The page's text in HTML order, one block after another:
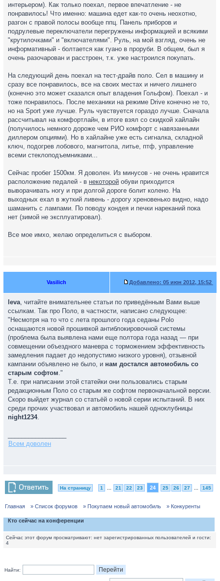
интерьером). Как только поехал, первое впечатление - не
понравилось! Что именно: машина едет как-то очень неохотно,
разгон с правой полосы вообще ппц. Панель приборов и
подрулевые переключатели перегружены информацией и всякими
"крутилочками" и "включателями". Руль, на мой взгляд, очень не
информативный - болтается как гуано в проруби. В общем, был я
очень разочарован и расстроен, т.к. уже настроился покупать.
На следующий день поехал на тест-драйв поло. Сел в машину и
сразу все понравилось, все на своих местах и ничего лишнего
(конечно это может сказался опыт владения Гольфом). Поехал - и
тоже понравилось. После механики на режиме Drive конечно не то,
но на Sport уже лучше. Руль чувствуется гораздо лучше. Сначала
рассчитывал на комфортлайн, в итоге взял со скидкой хайлайн
(получилось немного дороже чем РИО комфорт с навязанными
диллером опциями). Но в хайлайне уже есть сигналка, складной
ключ, подогрев лобового, магнитола, литье, птф, управление
всеми стеклоподъемниками...
Сейчас пробег 1500км. Я доволен. Из минусов - не очень нравится
расположение педалей - в некоторой обуви приходится
выворачивать ногу и при долгой дороге болит колено. На
выходных ехал в жуткий ливень - дорогу хреновенько видно, надо
шаманить с лампами. По поводу кондея и печки нареканий пока
нет (зимой не эксплуатировал).
Все мое имхо, желаю определиться с выбором.
Vasilich Добавлено: 05 июн 2012, 15:52
leva, читайте внимательнее статьи по приведённым Вами выше
ссылкам. Так про Поло, в частности, написано следующее:
"Несмотря на то что с лета прошлого года седаны Polo
оснащаются новой прошивкой антиблокировочной системы
(проблема была выявлена нами еще полтора года назад — при
совмещении объездного маневра с торможением эффективность
замедления падает до недопустимо низкого уровня), отзывной
кампании объявлено не было, и нам достался автомобиль со
старым софтом."
Т.е. при написании этой статейки они пользовались старым
редакционным Поло со старым же софтом первоначальной версии.
Скоро выйдет журнал со статьёй о новой серии испытаний. В них
среди прочих участвовал и автомобиль нашей одноклубницы
night1234.
Всем доволен
На страницу 1 21 22 23 24 25 26 27 145
Главная » Список форумов » Покупаем новый автомобиль » Конкуренты
Кто сейчас на конференции
Сейчас этот форум просматривают: нет зарегистрированных пользователей и гости:
4
Найти: